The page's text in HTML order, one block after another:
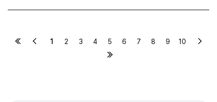
1 2 3 4 5 6 7 8 9 10